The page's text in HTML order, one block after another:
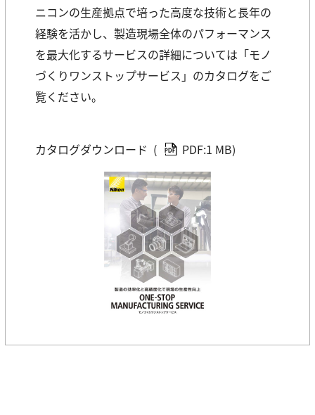
ニコンの生産拠点で培った高度な技術と長年の
経験を活かし、製造現場全体のパフォーマンス
を最大化するサービスの詳細については「モノ
づくりワンストップサービス」のカタログをご
覧ください。
カタログダウンロード ( PDF:1 MB)